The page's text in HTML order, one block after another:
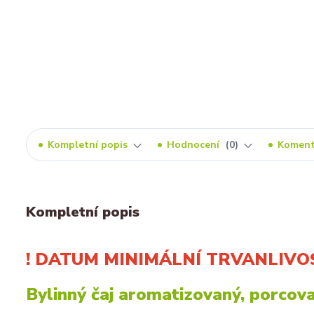
Kompletní popis Hodnocení 0
Kompletní popis
! DATUM MINIMÁLNÍ
Bylinný čaj aromatizovaný,